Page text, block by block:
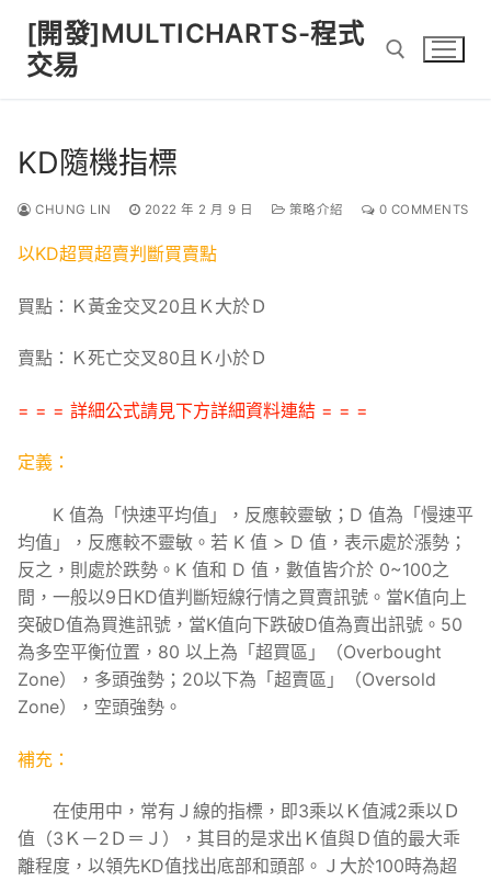
content
[開發]MULTICHARTS-程式
交易
KD隨機指標
CHUNG LIN 2022 年 2 月 9 日 策略介紹 0 COMMENTS
以KD超買超賣判斷買賣點
買點：Ｋ黃金交叉20且Ｋ大於Ｄ
賣點：Ｋ死亡交叉80且Ｋ小於Ｄ
= = = 詳細公式請見下方詳細資料連結 = = =
定義：
K 值為「快速平均值」，反應較靈敏；D 值為「慢速平
均值」，反應較不靈敏。若 K 值 > D 值，表示處於漲勢；
反之，則處於跌勢。K 值和 D 值，數值皆介於 0~100之
間，一般以9日KD值判斷短線行情之買賣訊號。當K值向上
突破D值為買進訊號，當K值向下跌破D值為賣出訊號。50
為多空平衡位置，80 以上為「超買區」（Overbought
Zone），多頭強勢；20以下為「超賣區」（Oversold
Zone），空頭強勢。
補充：
在使用中，常有Ｊ線的指標，即3乘以Ｋ值減2乘以Ｄ
值（3Ｋ－2Ｄ＝Ｊ），其目的是求出Ｋ值與Ｄ值的最大乖
離程度，以領先KD值找出底部和頭部。Ｊ大於100時為超